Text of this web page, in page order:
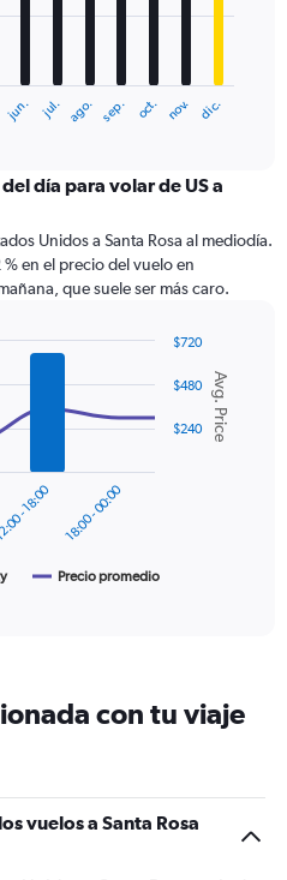
jun. jul. ago. sep. oct. nov. dic.
día para volar de US a
Unidos a Santa Rosa al mediodía.
en el precio del vuelo en
que suele ser más caro.
Avg. Price
Precio promedio
12:00 - 18:00 18:00 - 00:00
$240
$480
$720
con tu viaje
vuelos a Santa Rosa